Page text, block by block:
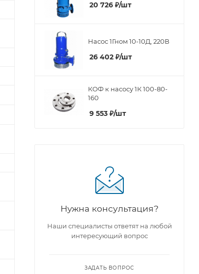
20 726 ₽/шт
Насос 1Гном 10-10Д, 220В
26 402 ₽/шт
КОФ к насосу 1К 100-80-
160
9 553 ₽/шт
Нужна консультация?
Наши специалисты ответят на любой
интересующий вопрос
ЗАДАТЬ ВОПРОС